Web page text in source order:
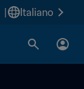
Italiano